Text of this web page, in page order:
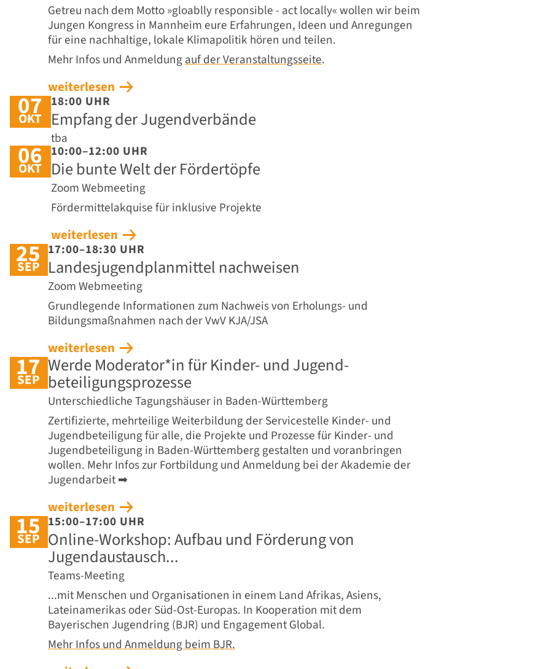
Getreu nach dem Motto »gloablly responsible - act locally« wollen wir beim
Jungen Kongress in Mannheim eure Erfahrungen, Ideen und Anregungen
für eine nachhaltige, lokale Klimapolitik hören und teilen.
Mehr Infos und Anmeldungauf der Veranstaltungsseite.
weiterlesen
07
OKT
18:00 UHR
Empfang der Jugendverbände
tba
06
OKT
10:00–12:00 UHR
Die bunte Welt der Fördertöpfe
Zoom Webmeeting
Fördermittelakquise für inklusive Projekte
weiterlesen
25
SEP
17:00–18:30 UHR
Landesjugendplanmittel nachweisen
Zoom Webmeeting
Grundlegende Informationen zum Nachweis von Erholungs- und
Bildungsmaßnahmen nach der VwV KJA/JSA
weiterlesen
17
SEP
Werde Moderator*in für Kinder- und Jugend­
beteiligungs­prozesse
Unterschiedliche Tagungshäuser in Baden-Württemberg
Zertifizierte, mehrteilige Weiterbildung der Servicestelle Kinder- und
Jugendbeteiligung für alle, die Projekte und Prozesse für Kinder- und
Jugendbeteiligung in Baden-Württemberg gestalten und voranbringen
wollen. Mehr Infos zur Fortbildung und Anmeldung bei der Akademie der
Jugendarbeit ➡
weiterlesen
15
SEP
15:00–17:00 UHR
Online-Workshop: Aufbau und Förderung von
Jugendaustausch...
Teams-Meeting
...mit Menschen und Organisationen in einem Land Afrikas, Asiens,
Lateinamerikas oder Süd-Ost-Europas. In Kooperation mit dem
Bayerischen Jugendring (BJR) und Engagement Global.
Mehr Infos und Anmeldung beim BJR.